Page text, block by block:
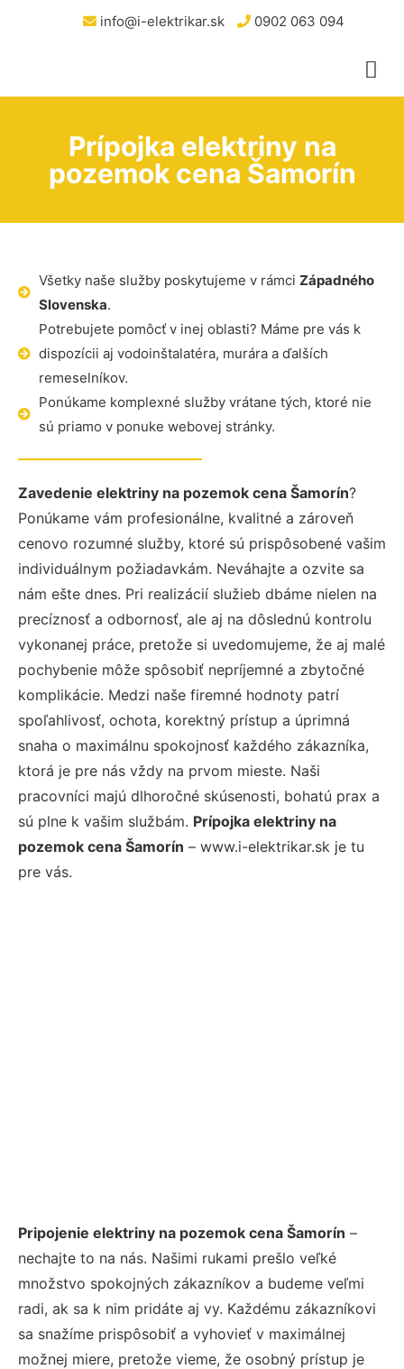
info@i-elektrikar.sk 0902 063 094
Prípojka elektriny na
pozemok cena Šamorín
Všetky naše služby poskytujeme v rámci Západného
Slovenska.
Potrebujete pomôcť v inej oblasti? Máme pre vás k
dispozícii aj vodoinštalatéra, murára a ďalších
remeselníkov.
Ponúkame komplexné služby vrátane tých, ktoré nie
sú priamo v ponuke webovej stránky.
Zavedenie elektriny na pozemok cena Šamorín?
Ponúkame vám profesionálne, kvalitné a zároveň
cenovo rozumné služby, ktoré sú prispôsobené vašim
individuálnym požiadavkám. Neváhajte a ozvite sa
nám ešte dnes. Pri realizácií služieb dbáme nielen na
precíznosť a odbornosť, ale aj na dôslednú kontrolu
vykonanej práce, pretože si uvedomujeme, že aj malé
pochybenie môže spôsobiť nepríjemné a zbytočné
komplikácie. Medzi naše firemné hodnoty patrí
spoľahlivosť, ochota, korektný prístup a úprimná
snaha o maximálnu spokojnosť každého zákazníka,
ktorá je pre nás vždy na prvom mieste. Naši
pracovníci majú dlhoročné skúsenosti, bohatú prax a
sú plne k vašim službám. Prípojka elektriny na
pozemok cena Šamorín – www.i-elektrikar.sk je tu
pre vás.
Pripojenie elektriny na pozemok cena Šamorín –
nechajte to na nás. Našimi rukami prešlo veľké
množstvo spokojných zákazníkov a budeme veľmi
radi, ak sa k nim pridáte aj vy. Každému zákazníkovi
sa snažíme prispôsobiť a vyhovieť v maximálnej
možnej miere, pretože vieme, že osobný prístup je